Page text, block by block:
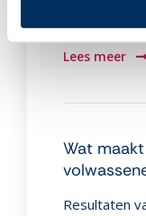
Lees meer
Wat
Resultaten